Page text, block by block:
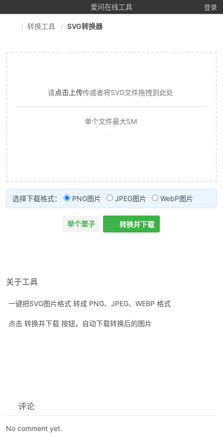
爱问在线工具 登录
转换工具 SVG转换器
请点击上传传或者将SVG文件拖拽到此处
单个文件最大5M
选择下载格式： PNG图片 JPEG图片 WebP图片
举个栗子 转换并下载
关于工具
一键把SVG图片格式 转成 PNG、JPEG、WEBP 格式
点击 转换并下载 按钮，自动下载转换后的图片
评论
No comment yet.